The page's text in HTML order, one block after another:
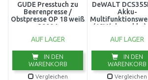
GÜDE Presstuch zu
Beerenpresse /
Obstpresse OP 18 weiß
30004
AUF LAGER
IN DEN
WARENKORB
Vergleichen
DeWALT
Akku-
(18V/ohne akku)
AUF LAGER
IN DEN
WARENKORB
Vergleichen